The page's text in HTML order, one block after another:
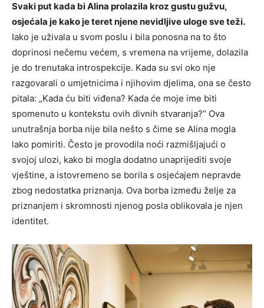
Svaki put kada bi Alina prolazila kroz gustu gužvu,
osjećala je kako je teret njene nevidljive uloge sve teži.
Iako je uživala u svom poslu i bila ponosna na to što
doprinosi nečemu većem, s vremena na vrijeme, dolazila
je do trenutaka introspekcije. Kada su svi oko nje
razgovarali o umjetnicima i njihovim djelima, ona se često
pitala: „Kada ću biti viđena? Kada će moje ime biti
spomenuto u kontekstu ovih divnih stvaranja?“ Ova
unutrašnja borba nije bila nešto s čime se Alina mogla
lako pomiriti. Često je provodila noći razmišljajući o
svojoj ulozi, kako bi mogla dodatno unaprijediti svoje
vještine, a istovremeno se borila s osjećajem nepravde
zbog nedostatka priznanja. Ova borba između želje za
priznanjem i skromnosti njenog posla oblikovala je njen
identitet.